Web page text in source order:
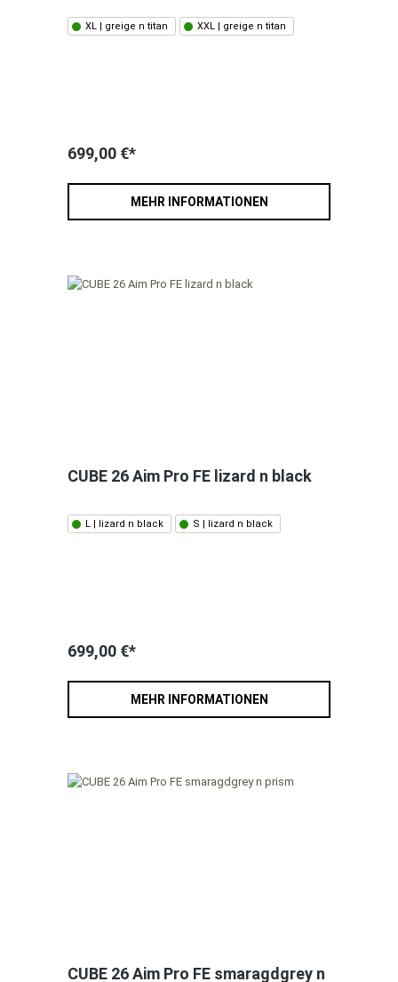
XL | greige n titan XXL | greige n titan
699,00 €*
MEHR INFORMATIONEN
CUBE 26 Aim Pro FE lizard n black
L | lizard n black S | lizard n black
699,00 €*
MEHR INFORMATIONEN
CUBE 26 Aim Pro FE smaragdgrey n